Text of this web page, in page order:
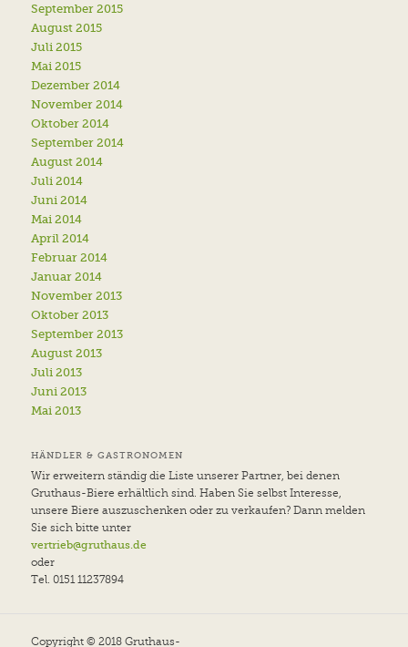
September 2015
August 2015
Juli 2015
Mai 2015
Dezember 2014
November 2014
Oktober 2014
September 2014
August 2014
Juli 2014
Juni 2014
Mai 2014
April 2014
Februar 2014
Januar 2014
November 2013
Oktober 2013
September 2013
August 2013
Juli 2013
Juni 2013
Mai 2013
HÄNDLER & GASTRONOMEN
Wir erweitern ständig die Liste unserer Partner, bei denen
Gruthaus-Biere erhältlich sind. Haben Sie selbst Interesse,
unsere Biere auszuschenken oder zu verkaufen? Dann melden
Sie sich bitte unter
vertrieb@gruthaus.de
oder
Tel. 0151 11237894
Copyright © 2018 Gruthaus-